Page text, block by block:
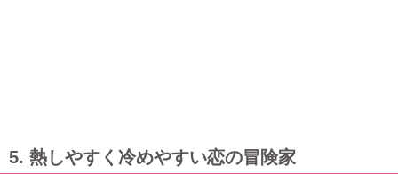
5. 熱しやすく冷めやすい恋の冒険家